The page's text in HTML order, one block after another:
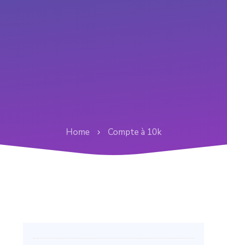
Home Compte à 10k